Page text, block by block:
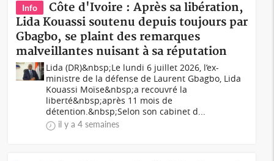
Info
Côte d'Ivoire : Après sa libération,
Lida Kouassi soutenu depuis toujours par
Gbagbo, se plaint des remarques
malveillantes nuisant à sa réputation
Lida (DR)&nbsp;Le lundi 6 juillet 2026, l’ex-
ministre de la défense de Laurent Gbagbo, Lida
Kouassi Moïse&nbsp;a recouvré la
liberté&nbsp;après 11 mois de
détention.&nbsp;Selon son cabinet d...
il y a 4 semaines